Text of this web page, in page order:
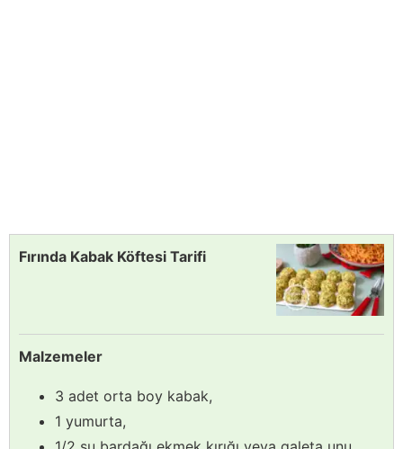
Fırında Kabak Köftesi Tarifi
Malzemeler
3 adet orta boy kabak,
1 yumurta,